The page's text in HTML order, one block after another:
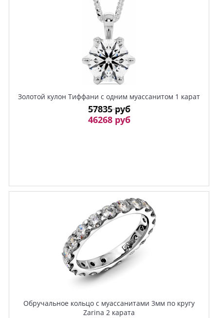
Золотой кулон Тиффани с одним муассанитом 1 карат
57835 руб
46268 руб
Обручальное кольцо с муассанитами 3мм по кругу
Zarina 2 карата